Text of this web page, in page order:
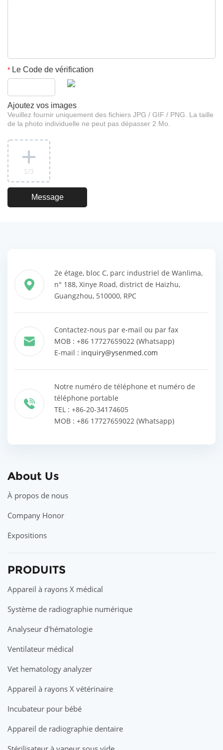
* Le Code de vérification
Ajoutez vos images
Veuillez fournir uniquement des fichiers JPG / GIF / PNG. La taille
de la photo individuelle ne peut pas dépasser 2 Mo.
1 /3
2e étage, bloc C, parc industriel de Wanlima,
n° 188, Xinye Road, district de Haizhu,
Guangzhou, 510000, RPC
Contactez-nous par e-mail ou par fax
MOB : +86 17727659022 (Whatsapp)
E-mail : inquiry@ysenmed.com
Notre numéro de téléphone et numéro de
téléphone portable
TEL : +86-20-34174605
MOB : +86 17727659022 (Whatsapp)
About Us
À propos de nous
Company Honor
Expositions
PRODUITS
Appareil à rayons X médical
Système de radiographie numérique
Analyseur d'hématologie
Ventilateur médical
Vet hematology analyzer
Appareil à rayons X vétérinaire
Incubateur pour bébé
Appareil de radiographie dentaire